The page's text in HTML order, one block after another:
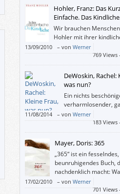
Hohler, Franz: Das
Einfache. Das
Wir brauchen
Hohler mit ihrer
13/09/2010 – von Werner
769 Views
DeWoskin, Rachel:
was nun?
Ein nichts
verharmlosender,
nicht auf lustig
Roman über die Leiden der jungen
wegen ihrer Kleinwüchsigkeit von
Umgebung als Freak angesehen
wird – und nichts daran ändern
11/08/2014 – von Werner
183 Views
Mayer, Doris: 365
„365“ ist ein fesselndes,
beunruhigendes Buch,
nachdenklich macht:
bereuen, nicht getan zu
Geld bedeutungslos geworden ist?
17/02/2010 – von Werner
701 Views